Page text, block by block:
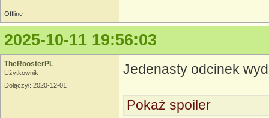
Offline
2025-10-11 19:56:03
TheRoosterPL
Użytkownik
Dołączył: 2020-12-01
Jedenasty odcinek
Pokaż spoiler